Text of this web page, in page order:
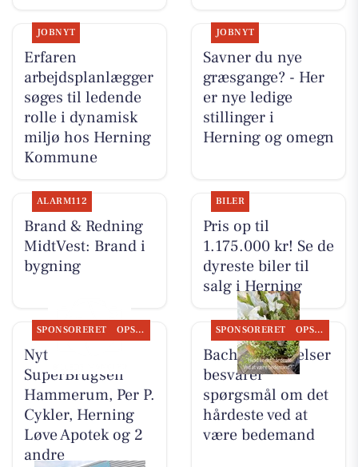
JOBNYT
Erfaren
arbejdsplanlægger
søges til ledende
rolle i dynamisk
miljø hos Herning
Kommune
JOBNYT
Savner du nye
græsgange? - Her
er nye ledige
stillinger i
Herning og omegn
ALARM112
Brand & Redning
MidtVest: Brand i
bygning
BILER
Pris op til
1.175.000 kr! Se de
dyreste biler til
salg i Herning
SPONSORERET OPSLAGSTAVLEN
Nyt fra
SuperBrugsen
Hammerum, Per P.
Cykler, Herning
Løve Apotek og 2
andre
SPONSORERET OPSLAGSTAVLEN
Bachs Begravelser
besvarer
spørgsmål om det
hårdeste ved at
være bedemand